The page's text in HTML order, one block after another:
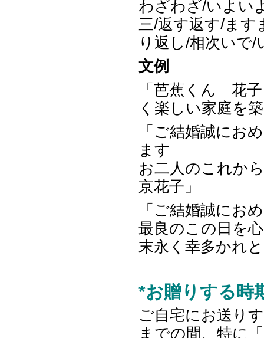
わざわざ/いよい
三/返す返す/ます
り返し/相次い
文例
「芭蕉くん 花
く楽しい家庭を
「ご結婚誠にお
ます
お二人のこれか
京花子」
「ご結婚誠にお
最良のこの日を
末永く幸多かれ
*お贈りする時
ご自宅にお送り
までの間、特に